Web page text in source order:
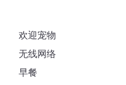
欢迎宠物
无线网络
早餐